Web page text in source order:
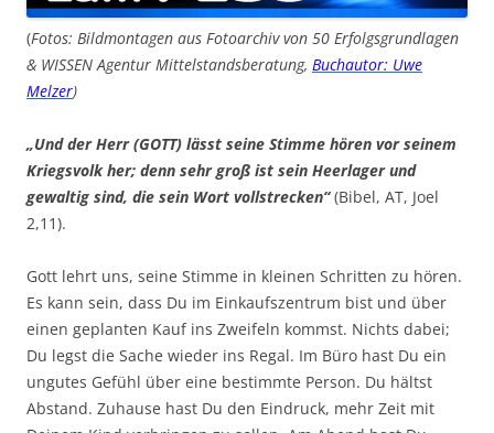
(Fotos: Bildmontagen aus Fotoarchiv von 50 Erfolgsgrundlagen
& WISSEN Agentur Mittelstandsberatung, Buchautor: Uwe
Melzer)
„Und der Herr (GOTT) lässt seine Stimme hören vor seinem
Kriegsvolk her; denn sehr groß ist sein Heerlager und
gewaltig sind, die sein Wort vollstrecken“(Bibel, AT, Joel
2,11).
Gott lehrt uns, seine Stimme in kleinen Schritten zu hören.
Es kann sein, dass Du im Einkaufszentrum bist und über
einen geplanten Kauf ins Zweifeln kommst. Nichts dabei;
Du legst die Sache wieder ins Regal. Im Büro hast Du ein
ungutes Gefühl über eine bestimmte Person. Du hältst
Abstand. Zuhause hast Du den Eindruck, mehr Zeit mit